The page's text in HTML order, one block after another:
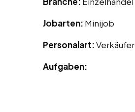
Jobarten: Minijob
Personalart:Verkäufer
Aufgaben: